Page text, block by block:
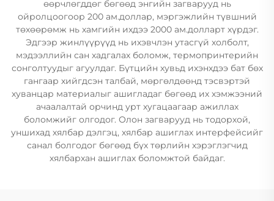
өөрчлөгддөг бөгөөд энгийн загварууд нь
ойролцоогоор 200 ам.доллар, мэргэжлийн түвшний
төхөөрөмж нь хамгийн ихдээ 2000 ам.долларт хүрдэг.
Эдгээр жинлүүрүүд нь ихэвчлэн утасгүй холболт,
мэдээллийн сан хадгалах боломж, термопринтерийн
сонголтуудыг агуулдаг. Бүтцийн хувьд ихэнхдээ бат бөх
гангаар хийгдсэн талбай, мөргөлдөөнд тэсвэртэй
хуванцар материалыг ашигладаг бөгөөд их хэмжээний
ачаалалтай орчинд урт хугацаагаар ажиллах
боломжийг олгодог. Олон загварууд нь тодорхой,
уншихад хялбар дэлгэц, хялбар ашиглах интерфейсийг
санал болгодог бөгөөд бүх төрлийн хэрэглэгчид
хялбархан ашиглах боломжтой байдаг.